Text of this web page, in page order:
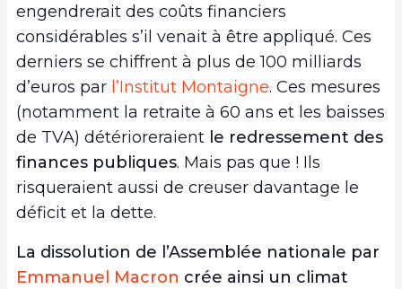
engendrerait des coûts financiers
considérables s’il venait à être appliqué. Ces
derniers se chiffrent à plus de 100 milliards
d’euros par l’Institut Montaigne. Ces mesures
(notamment la retraite à 60 ans et les baisses
de TVA) détérioreraient le redressement des
finances publiques. Mais pas que ! Ils
risqueraient aussi de creuser davantage le
déficit et la dette.
La dissolution de l’Assemblée nationale par
Emmanuel Macron crée ainsi un climat